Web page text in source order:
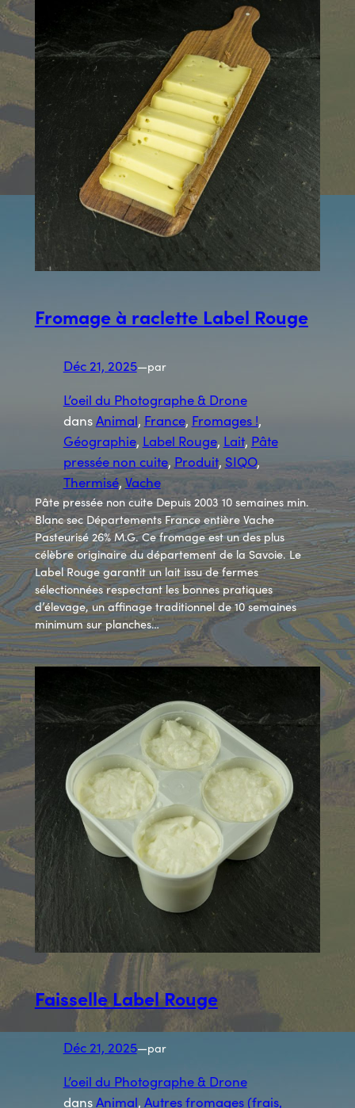
Fromage à raclette Label Rouge
Déc 21, 2025—par
L’oeil du Photographe & Drone
dansAnimal, France, Fromages !
Géographie, Label Rouge, Lait, Pâte
pressée non cuite, Produit, SIQO
Thermisé, Vache
Pâte pressée non cuite Depuis 2003 10 semaines min.
Blanc sec Départements France entière Vache
Pasteurisé 26% M.G. Ce fromage est un des plus
célèbre originaire du département de la Savoie. Le
Label Rouge garantit un lait issu de fermes
sélectionnées respectant les bonnes pratiques
d’élevage, un affinage traditionnel de 10 semaines
minimum sur planches…
Faisselle Label Rouge
Déc 21, 2025—par
L’oeil du Photographe & Drone
dansAnimal, Autres fromages (frais,